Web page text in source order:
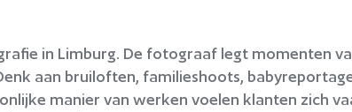
in Limburg. De fotograaf legt momenten
aan bruiloften, familieshoots,
manier van werken voelen klanten zich